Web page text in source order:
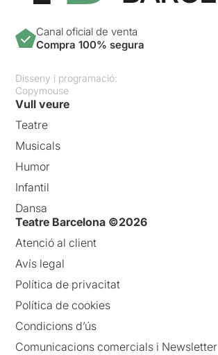
Canal oficial de venta
Compra 100% segura
Disseny i programació:
Copymouse
Vull veure
Teatre
Musicals
Humor
Infantil
Dansa
Teatre Barcelona ©2026
Atenció al client
Avís legal
Política de privacitat
Política de cookies
Condicions d’ús
Comunicacions comercials i Newsletter